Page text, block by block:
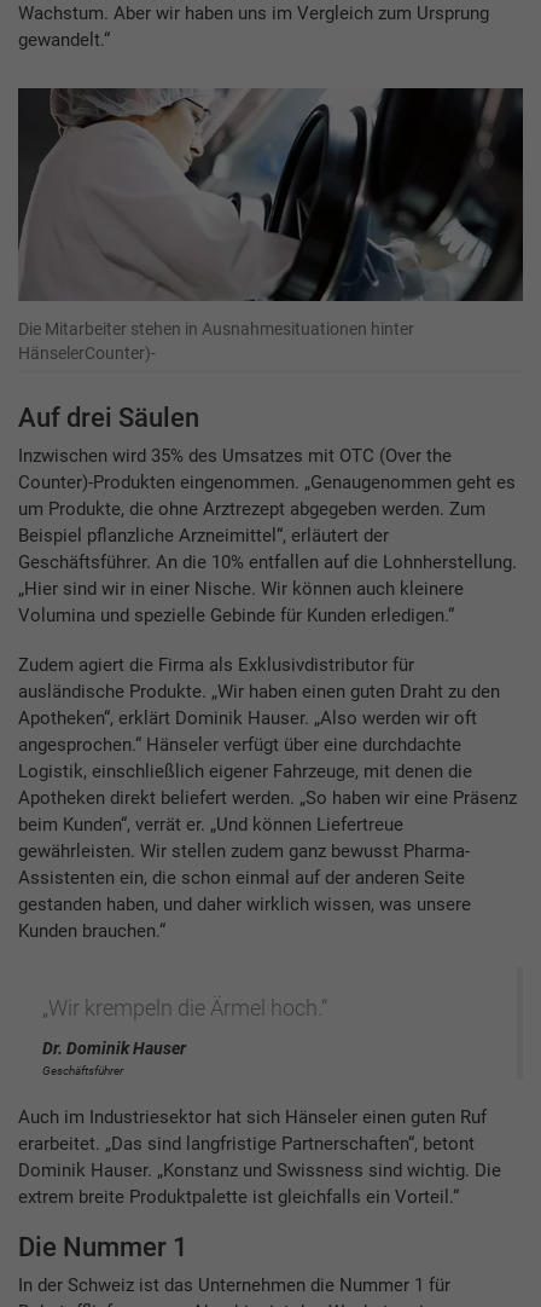
Wachstum. Aber wir haben uns im Vergleich zum Ursprung
gewandelt.“
Die Mitarbeiter stehen in Ausnahmesituationen hinter
HänselerCounter)-
Auf drei Säulen
Inzwischen wird 35% des Umsatzes mit OTC (Over the
Counter)-Produkten eingenommen. „Genaugenommen geht es
um Produkte, die ohne Arztrezept abgegeben werden. Zum
Beispiel pflanzliche Arzneimittel“, erläutert der
Geschäftsführer. An die 10% entfallen auf die Lohnherstellung.
„Hier sind wir in einer Nische. Wir können auch kleinere
Volumina und spezielle Gebinde für Kunden erledigen.“
Zudem agiert die Firma als Exklusivdistributor für
ausländische Produkte. „Wir haben einen guten Draht zu den
Apotheken“, erklärt Dominik Hauser. „Also werden wir oft
angesprochen.“ Hänseler verfügt über eine durchdachte
Logistik, einschließlich eigener Fahrzeuge, mit denen die
Apotheken direkt beliefert werden. „So haben wir eine Präsenz
beim Kunden“, verrät er. „Und können Liefertreue
gewährleisten. Wir stellen zudem ganz bewusst Pharma-
Assistenten ein, die schon einmal auf der anderen Seite
gestanden haben, und daher wirklich wissen, was unsere
Kunden brauchen.“
„Wir krempeln die Ärmel hoch.“
Dr. Dominik Hauser
Geschäftsführer
Auch im Industriesektor hat sich Hänseler einen guten Ruf
erarbeitet. „Das sind langfristige Partnerschaften“, betont
Dominik Hauser. „Konstanz und Swissness sind wichtig. Die
extrem breite Produktpalette ist gleichfalls ein Vorteil.“
Die Nummer 1
In der Schweiz ist das Unternehmen die Nummer 1 für